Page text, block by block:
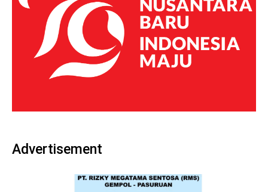
Advertisement